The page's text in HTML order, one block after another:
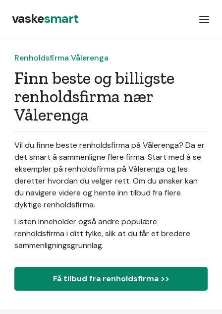
vaskesmart
Renholdsfirma Vålerenga
Finn beste og billigste
renholdsfirma nær
Vålerenga
Vil du finne beste renholdsfirma på Vålerenga? Da er
det smart å sammenligne flere firma. Start med å se
eksempler på renholdsfirma på Vålerenga og les
deretter hvordan du velger rett. Om du ønsker kan
du navigere videre og hente inn tilbud fra flere
dyktige renholdsfirma.
Listen inneholder også andre populære
renholdsfirma i ditt fylke, slik at du får et bredere
sammenligningsgrunnlag.
Få tilbud fra renholdsfirma >>